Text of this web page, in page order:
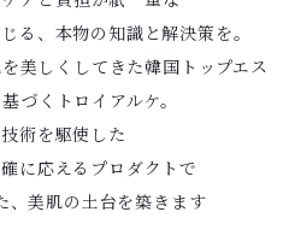
る、本物の知識と解決策を。
美しくしてきた韓国トップエス
づくトロイアルケ。
術を駆使した
に応えるプロダクトで
、美肌の土台を築きます